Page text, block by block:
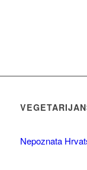
Nepoznata